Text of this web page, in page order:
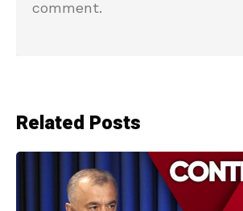
comment.
Related Posts